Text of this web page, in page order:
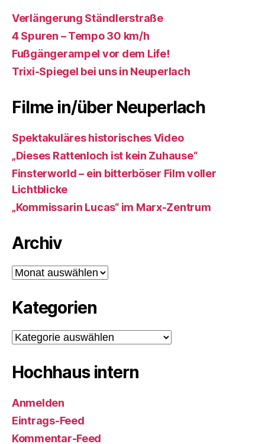
Verlängerung Ständlerstraße
4 Spuren – Tempo 30 km/h
Fußgängerampel vor dem Life!
Trixi-Spiegel bei uns in Neuperlach
Filme in/über Neuperlach
Spektakuläres historisches Video
„Dieses Rattenloch ist kein Zuhause“
Finsterworld – ein bitterböser Film voller
Lichtblicke
„Kommissarin Lucas“ im Marx-Zentrum
Archiv
Archiv
Kategorien
Kategorien
Hochhaus intern
Anmelden
Eintrags-Feed
Kommentar-Feed